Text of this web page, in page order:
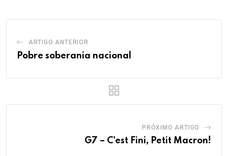
ARTIGO ANTERIOR
Pobre soberania nacional
PRÓXIMO ARTIGO
G7 – C'est Fini, Petit Macron!